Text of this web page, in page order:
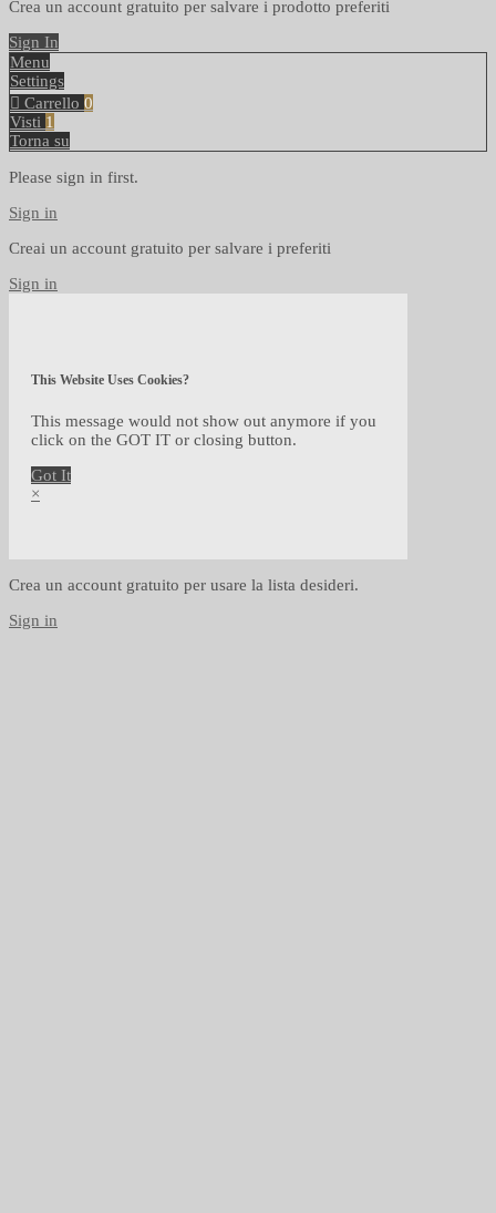
Crea un account gratuito per salvare i prodotto preferiti
Sign In
Menu
Settings
Carrello 0
Visti 1
Torna su
Please sign in first.
Sign in
Creai un account gratuito per salvare i preferiti
Sign in
This Website Uses Cookies?
This message would not show out anymore if you
click on the GOT IT or closing button.
Got It
×
Crea un account gratuito per usare la lista desideri.
Sign in